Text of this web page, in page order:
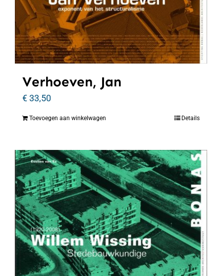
Verhoeven, Jan
€33,50
Toevoegen aan winkelwagen Details